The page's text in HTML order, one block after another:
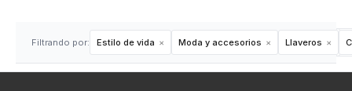
Filtrando por: Estilo de vida Moda y accesorios Llaveros